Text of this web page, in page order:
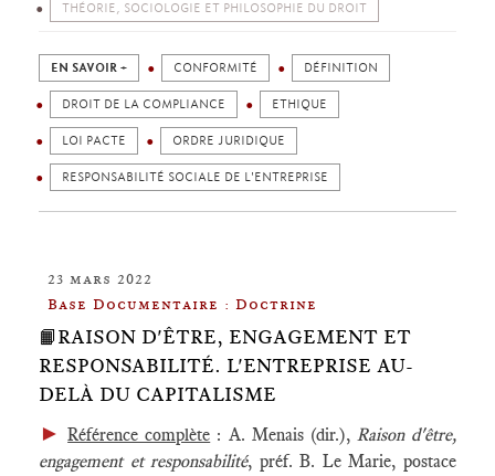
THÉORIE, SOCIOLOGIE ET PHILOSOPHIE DU DROIT
EN SAVOIR + CONFORMITÉ DÉFINITION
DROIT DE LA COMPLIANCE ETHIQUE
LOI PACTE ORDRE JURIDIQUE
RESPONSABILITÉ SOCIALE DE L'ENTREPRISE
23 mars 2022
Base Documentaire : Doctrine
📙RAISON D'ÊTRE, ENGAGEMENT ET
RESPONSABILITÉ. L'ENTREPRISE AU-
DELÀ DU CAPITALISME
►Référence complète : A. Menais (dir.), Raison d'être,
engagement et responsabilité​, préf. B. Le Marie, postace